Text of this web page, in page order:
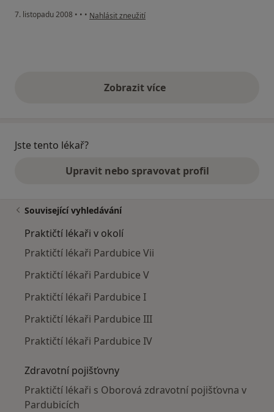
7. listopadu 2008 • • • podle názoru uživatele zaměstnaná
Nahlásit zneužití
Zobrazit vícevýše uvedené názory
Jste tento lékař?
Upravit nebo spravovat profil
Související vyhledávání
Praktičtí lékaři v okolí
Praktičtí lékaři Pardubice Vii
Praktičtí lékaři Pardubice V
Praktičtí lékaři Pardubice I
Praktičtí lékaři Pardubice III
Praktičtí lékaři Pardubice IV
Zdravotní pojišťovny
Praktičtí lékaři s Oborová zdravotní pojišťovna v
Pardubicích